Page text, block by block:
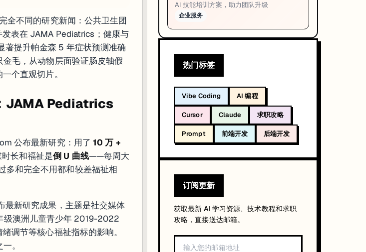
发文 · 7-9 年级女生最受影响
确度 · 85% 患者会有非运动症状
证肠皮轴假说
全不同的研究新闻：公共卫生团
表在 JAMA Pediatrics；健康与
提升帕金森 5 年症状预测准确
毛，从动物层面验证肠皮轴假
个直观切片。
JAMA Pediatrics
公布最新研究：用了10 万 +
长和福祉是倒 U 曲线——每周大
多和完全不用都和较差福祉相
新研究成果，主题是社交媒体
级澳洲儿童青少年 2019-2022
调节等核心福祉指标的影响。
。
AI 技能培训方案，助力团队升级
企业服务
热门标签
Vibe Coding AI 编程
Cursor Claude 求职攻略
Prompt 前端开发 后端开发
订阅更新
获取最新 AI 学习资源、技术教程和求职
攻略，直接送达邮箱。